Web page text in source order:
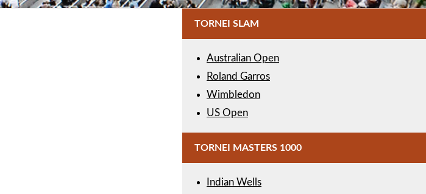
TORNEI SLAM
Australian Open
Roland Garros
Wimbledon
US Open
TORNEI MASTERS 1000
Indian Wells